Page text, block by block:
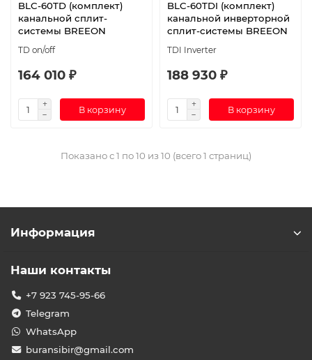
BLC-60TD (комплект)
канальной сплит-
системы BREEON
TD on/off
164 010 ₽
В корзину
BLC-60TDI (комплект)
канальной инверторной
сплит-системы BREEON
TDI Inverter
188 930 ₽
В корзину
Показано с 1 по 10 из 10 (всего 1 страниц)
Информация
Наши контакты
+7 923 745-95-66
Telegram
WhatsApp
buransibir@gmail.com